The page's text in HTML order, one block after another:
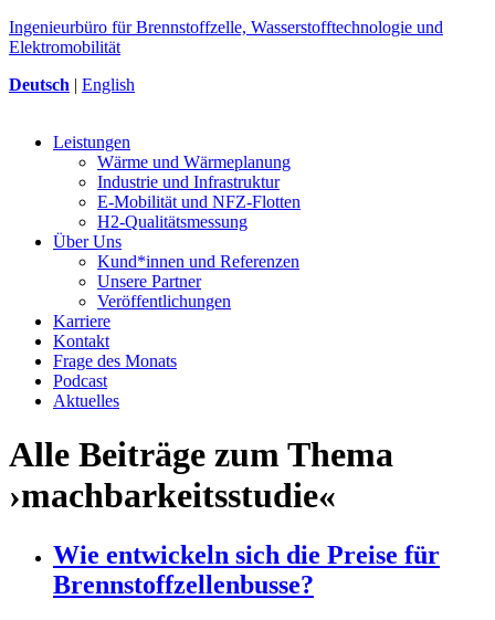
Ingenieurbüro für Brennstoffzelle, Wasserstofftechnologie und
Elektromobilität
Deutsch | English
Leistungen
Wärme und Wärmeplanung
Industrie und Infrastruktur
E-Mobilität und NFZ-Flotten
H2-Qualitätsmessung
Über Uns
Kund*innen und Referenzen
Unsere Partner
Veröffentlichungen
Karriere
Kontakt
Frage des Monats
Podcast
Aktuelles
Alle Beiträge zum Thema
›machbarkeitsstudie«
Wie entwickeln sich die Preise für
Brennstoffzellenbusse?